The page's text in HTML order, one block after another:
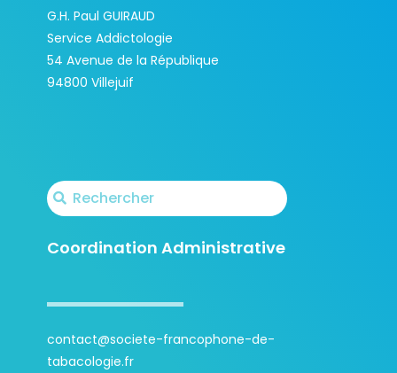
G.H. Paul GUIRAUD
Service Addictologie
54 Avenue de la République
94800 Villejuif
Coordination Administrative
contact@societe-francophone-de-
tabacologie.fr